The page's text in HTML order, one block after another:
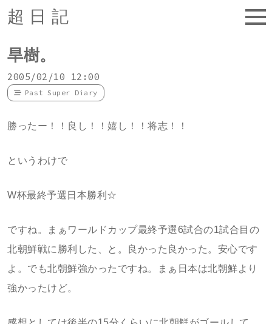
超日記
旱樹。
2005/02/10 12:00
Past Super Diary
勝ったー！！良し！！嬉し！！将志！！
というわけで
W杯最終予選日本勝利☆
ですね。まぁワールドカップ最終予選6試合の1試合目の
北朝鮮戦に勝利した、と。良かった良かった。安心です
よ。でも北朝鮮強かったですね。まぁ日本は北朝鮮より
強かったけど。